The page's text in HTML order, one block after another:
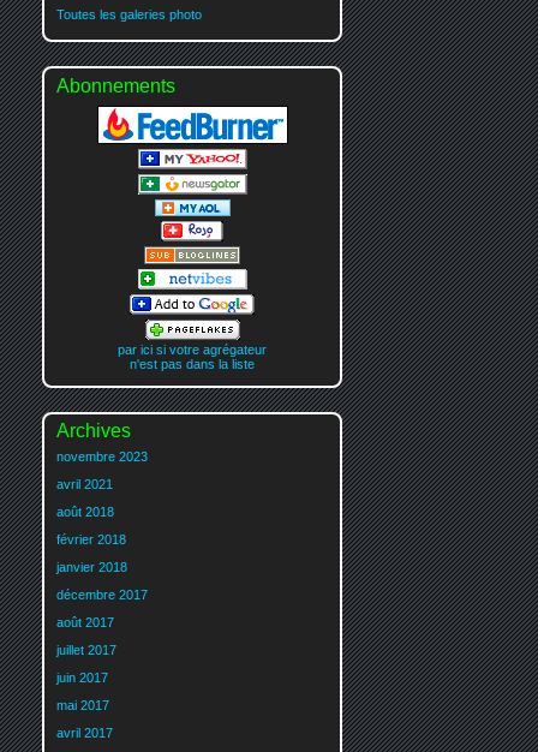
Toutes les galeries photo
Abonnements
par ici si votre agrégateur
n'est pas dans la liste
Archives
novembre 2023
avril 2021
août 2018
février 2018
janvier 2018
décembre 2017
août 2017
juillet 2017
juin 2017
mai 2017
avril 2017